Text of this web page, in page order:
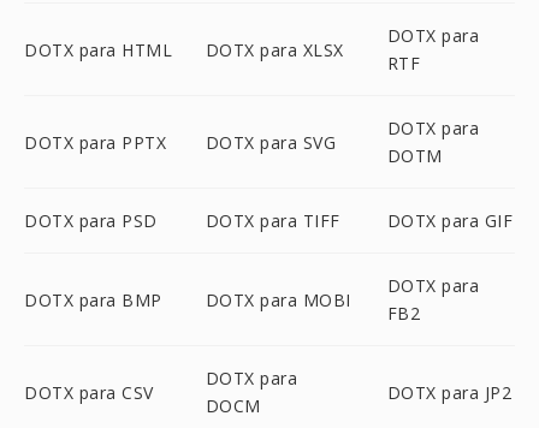
DOTX para HTML DOTX para XLSX
DOTX para
RTF
DOTX para PPTX DOTX para SVG
DOTX para
DOTM
DOTX para PSD DOTX para TIFF DOTX para GIF
DOTX para BMP DOTX para MOBI
DOTX para
FB2
DOTX para CSV
DOTX para
DOCM
DOTX para JP2